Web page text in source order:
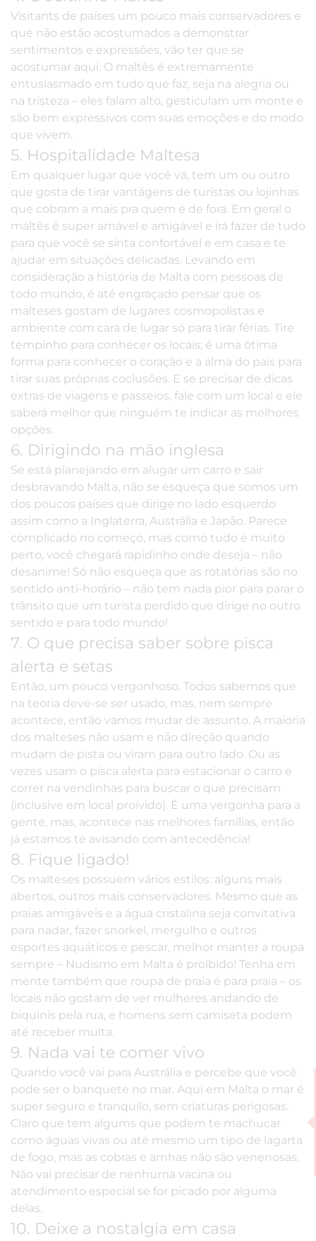
Visitants de países um pouco mais conservadores e
que não estão acostumados a demonstrar
sentimentos e expressões, vão ter que se
acostumar aqui. O maltês é extremamente
entusiasmado em tudo que faz, seja na alegria ou
na tristeza – eles falam alto, gesticulam um monte e
são bem expressivos com suas emoções e do modo
que vivem.
5. Hospitalidade Maltesa
Em qualquer lugar que você vá, tem um ou outro
que gosta de tirar vantágens de turístas ou lojinhas
que cobram a mais pra quem é de fora. Em geral o
maltês é super amável e amigável e irá fazer de tudo
para que você se sinta confortável e em casa e te
ajudar em situações delicadas. Levando em
consideração a história de Malta com pessoas de
todo mundo, é até engraçado pensar que os
malteses gostam de lugares cosmopolistas e
ambiente com cara de lugar só para tirar férias. Tire
tempinho para conhecer os locais; é uma ótima
forma para conhecer o coração e a alma do país para
tirar suas próprias coclusões. E se precisar de dicas
extras de viagens e passeios, fale com um local e ele
saberá melhor que ninguém te indicar as melhores
opções.
6. Dirigindo na mão inglesa
Se está planejando em alugar um carro e sair
desbravando Malta, não se esqueça que somos um
dos poucos países que dirige no lado esquerdo
assim como a Inglaterra, Austrália e Japão. Parece
complicado no começo, mas como tudo é muito
perto, você chegará rapidinho onde deseja – não
desanime! Só não esqueça que as rotatórias são no
sentido anti-horário – não tem nada pior para parar o
trânsito que um turista perdido que dirige no outro
sentido e para todo mundo!
7. O que precisa saber sobre pisca
alerta e setas
Então, um pouco vergonhoso. Todos sabemos que
na teoria deve-se ser usado, mas, nem sempre
acontece, então vamos mudar de assunto. A maioria
dos malteses não usam e não direção quando
mudam de pista ou viram para outro lado. Ou as
vezes usam o pisca alerta para estacionar o carro e
correr na vendinhas para buscar o que precisam
(inclusive em local proívido). É uma vergonha para a
gente, mas, acontece nas melhores famílias, então
já estamos te avisando com antecedência!
8. Fique ligado!
Os malteses possuem vários estilos: alguns mais
abertos, outros mais conservadores. Mesmo que as
praias amigáveis e a água cristalina seja convitativa
para nadar, fazer snorkel, mergulho e outros
esportes aquáticos e pescar, melhor manter a roupa
sempre – Nudismo em Malta é proíbido! Tenha em
mente também que roupa de praia é para praia – os
locais não gostam de ver mulheres andando de
biquinis pela rua, e homens sem camiseta podem
até receber multa.
9. Nada vai te comer vivo
Quando você vai para Austrália e percebe que você
pode ser o banquete no mar. Aqui em Malta o mar é
super seguro e tranquilo, sem criaturas perigosas.
Claro que tem algums que podem te machucar
como águas vivas ou até mesmo um tipo de lagarta
de fogo, mas as cobras e arnhas não são venenosas.
Não vai precisar de nenhuma vacina ou
atendimento especial se for picado por alguma
delas.
10. Deixe a nostalgia em casa